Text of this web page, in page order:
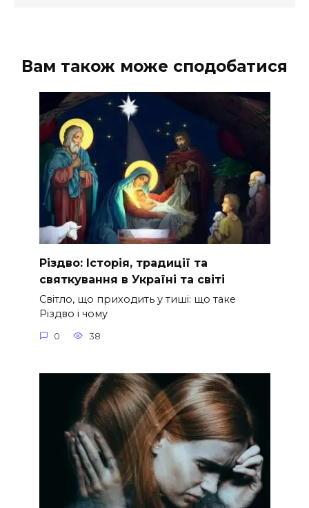
Вам також може сподобатися
Різдво: Історія, традиції та
святкування в Україні та світі
Світло, що приходить у тиші: що таке
Різдво і чому
0 38